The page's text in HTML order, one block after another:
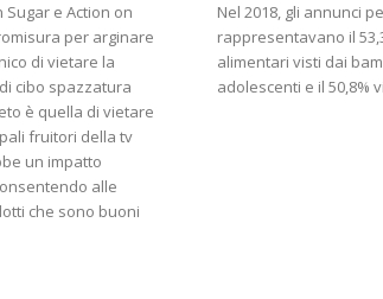
e Action on
per arginare
di vietare la
cibo spazzatura
è quella di vietare
fruitori della tv
un impatto
alle
che sono buoni
Nel 2018, gli annunci
rappresentavano il
alimentari visti dai
adolescenti e il 50,8%